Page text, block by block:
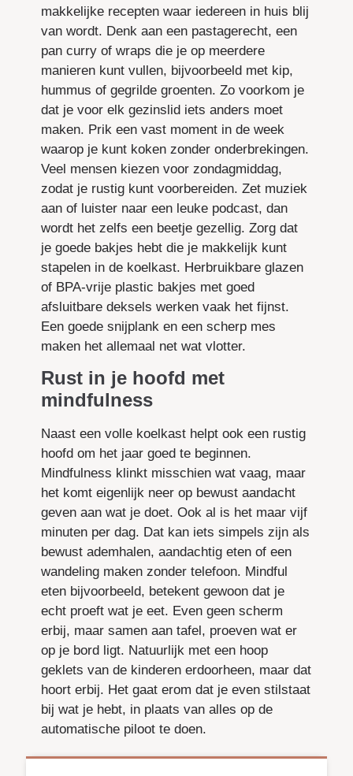
makkelijke recepten waar iedereen in huis blij
van wordt. Denk aan een pastagerecht, een
pan curry of wraps die je op meerdere
manieren kunt vullen, bijvoorbeeld met kip,
hummus of gegrilde groenten. Zo voorkom je
dat je voor elk gezinslid iets anders moet
maken. Prik een vast moment in de week
waarop je kunt koken zonder onderbrekingen.
Veel mensen kiezen voor zondagmiddag,
zodat je rustig kunt voorbereiden. Zet muziek
aan of luister naar een leuke podcast, dan
wordt het zelfs een beetje gezellig. Zorg dat
je goede bakjes hebt die je makkelijk kunt
stapelen in de koelkast. Herbruikbare glazen
of BPA-vrije plastic bakjes met goed
afsluitbare deksels werken vaak het fijnst.
Een goede snijplank en een scherp mes
maken het allemaal net wat vlotter.
Rust in je hoofd met
mindfulness
Naast een volle koelkast helpt ook een rustig
hoofd om het jaar goed te beginnen.
Mindfulness klinkt misschien wat vaag, maar
het komt eigenlijk neer op bewust aandacht
geven aan wat je doet. Ook al is het maar vijf
minuten per dag. Dat kan iets simpels zijn als
bewust ademhalen, aandachtig eten of een
wandeling maken zonder telefoon. Mindful
eten bijvoorbeeld, betekent gewoon dat je
echt proeft wat je eet. Even geen scherm
erbij, maar samen aan tafel, proeven wat er
op je bord ligt. Natuurlijk met een hoop
geklets van de kinderen erdoorheen, maar dat
hoort erbij. Het gaat erom dat je even stilstaat
bij wat je hebt, in plaats van alles op de
automatische piloot te doen.